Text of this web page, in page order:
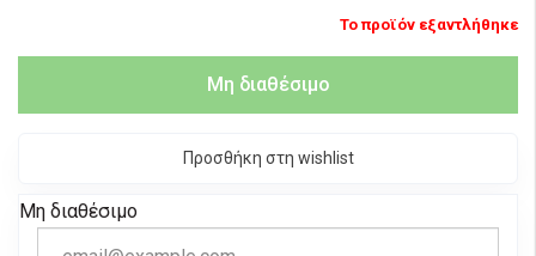
Το προϊόν εξαντλήθηκε
Μη διαθέσιμο
Προσθήκη στη wishlist
Μη διαθέσιμο